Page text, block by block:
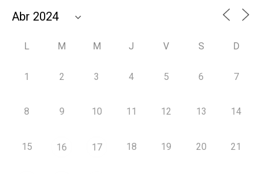
L M M J V S D
1 2 3 4 5 6 7
8 9 10 11 12 13 14
15 16 17 18 19 20 21